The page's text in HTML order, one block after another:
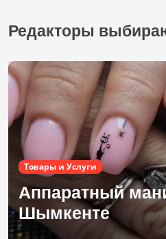
Редакторы
Товары и Услуги
Аппаратный
Шымкенте